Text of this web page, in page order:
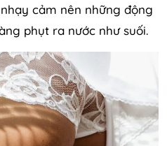
cảm nên những động
phụt ra nước như suối.